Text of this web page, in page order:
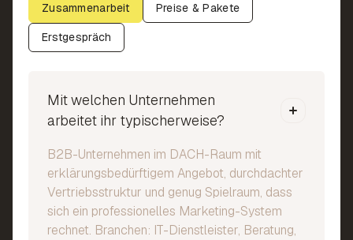
Zusammenarbeit Preise & Pakete
Erstgespräch
Mit welchen Unternehmen
arbeitet ihr typischerweise?
B2B-Unternehmen im DACH-Raum mit
erklärungsbedürftigem Angebot, durchdachter
Vertriebsstruktur und genug Spielraum, dass
sich ein professionelles Marketing-System
rechnet. Branchen: IT-Dienstleister, Beratung,